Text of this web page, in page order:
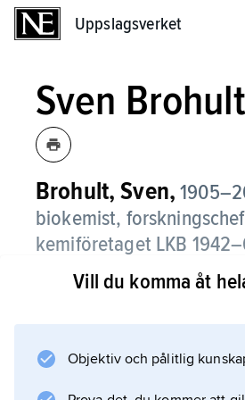
Uppslagsverket
Sven Brohult
Brohult, Sven,
biokemist,
kemiföretaget LKB
och VD i
B. studerade bl.a.
Vill du komma åt
Objektiv och pålitlig